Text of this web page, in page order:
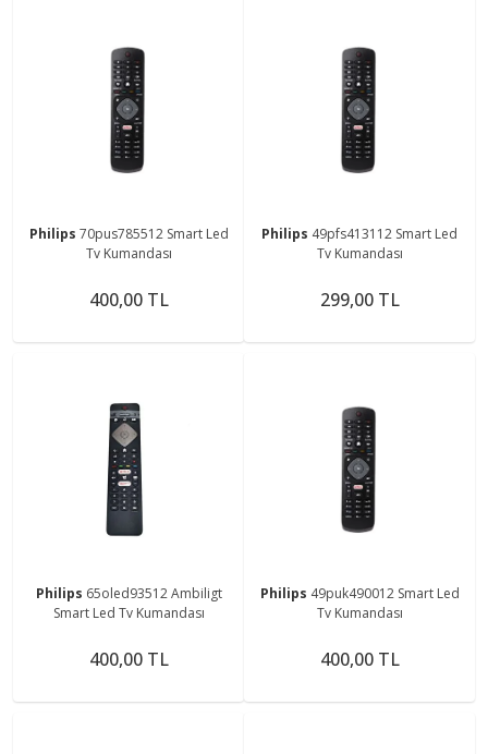
Philips 70pus785512 Smart Led
Tv Kumandası
400,00 TL
Philips 49pfs413112 Smart Led
Tv Kumandası
299,00 TL
Philips 65oled93512 Ambiligt
Smart Led Tv Kumandası
400,00 TL
Philips 49puk490012 Smart Led
Tv Kumandası
400,00 TL